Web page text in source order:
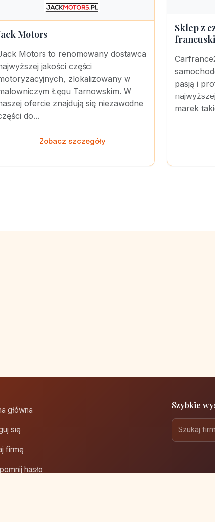
Motors
Motors to renomowany dostawca
jakości części
zlokalizowany w
Łęgu Tarnowskim. W
ofercie znajdują się niezawodne
do...
Zobacz szczegóły
Sklep z
pasją i
marek
główna
się
firmę
hasło
Szybkie